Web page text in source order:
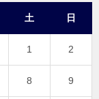
土 日
1 2
8 9